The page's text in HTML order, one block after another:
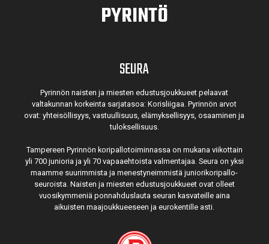
PYRINTÖ
SEURA
Pyrinnön naisten ja miesten edustusjoukkueet pelaavat
valtakunnan korkeinta sarjatasoa: Korisliigaa. Pyrinnön arvot
ovat: yhteisöl­lisyys, vastuul­lisuus, elämyk­sellisyys, osaaminen ja
tulok­sellisuus.
Tampereen Pyrinnön kori­pallo­toimin­nassa on mukana viikottain
yli 700 junioria ja yli 70 vapaa­ehtoista valmen­tajaa. Seura on yksi
maamme suurim­mista ja menes­tyneim­mistä juni­ori­kori­pallo­
seuroista. Naisten ja miesten edustus­joukkueet ovat olleet
vuosi­kymmeniä ponnahdus­lauta seuran kasvateille aina
aikuisten maa­joukkueeseen ja euro­kentille asti.